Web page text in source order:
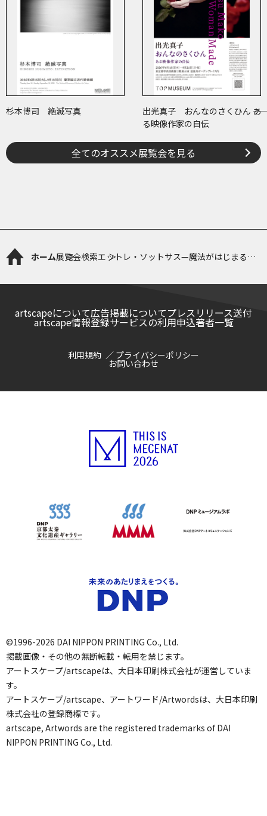
杉本博司 絶滅写真
出光真子 おんなのさくひん ――あ
る映像作家の自伝
全てのオススメ展覧会を見る
ホーム展覧会検索エットレ・ソットサス—魔法がはじまると
artscapeについて広告掲載についてプレスリリース送付
artscape情報登録サービスの利用申込著者一覧
利用規約 プライバシーポリシー
お問い合わせ
©1996-2026 DAI NIPPON PRINTING Co., Ltd.
掲載画像・その他の無断転載・転用を禁じます。
アートスケープ/artscapeは、大日本印刷株式会社が運営していま
す。
アートスケープ/artscape、アートワード/Artwordsは、大日本印刷
株式会社の登録商標です。
artscape, Artwords are the registered trademarks of DAI
NIPPON PRINTING Co., Ltd.